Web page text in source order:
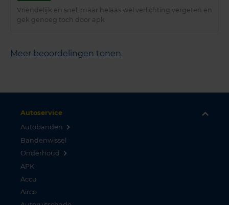
Vriendelijk en snel, maar helaas wel verlichting vergeten en
gek genoeg toch door apk
Meer beoordelingen tonen
Autoservice
Autobanden
Bandenwissel
Onderhoud
APK
Accu
Airco